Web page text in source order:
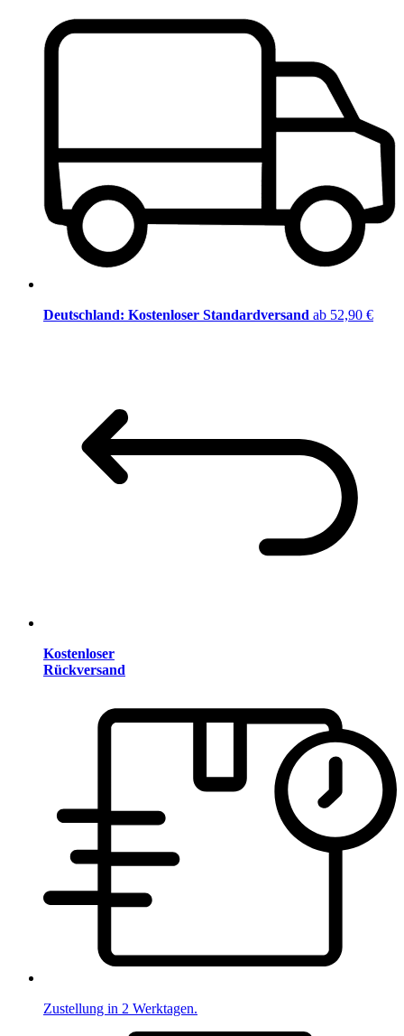
Deutschland: Kostenloser Standardversand ab 52,90 €
Kostenloser
Rückversand
Zustellung in 2 Werktagen.